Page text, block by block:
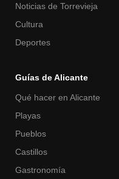
Noticias de Torrevieja
Cultura
Deportes
Guías de Alicante
Qué hacer en Alicante
Playas
Pueblos
Castillos
Gastronomía